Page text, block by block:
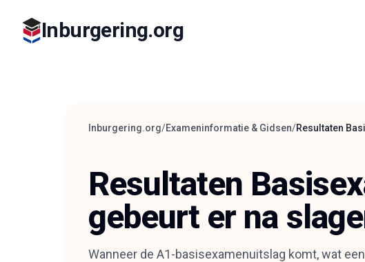
Inburgering.org
Inburgering.org/Exameninformatie & Gidsen/Resultaten
Resultaten
gebeurt er na
Wanneer de A1-basisexamenuitslag komt, wat